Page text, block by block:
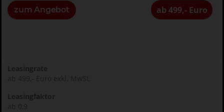
zum Angebot ab 499,- Euro
Leasingrate
ab 499,- Euro exkl. MwSt.
Leasingfaktor
ab 0,9